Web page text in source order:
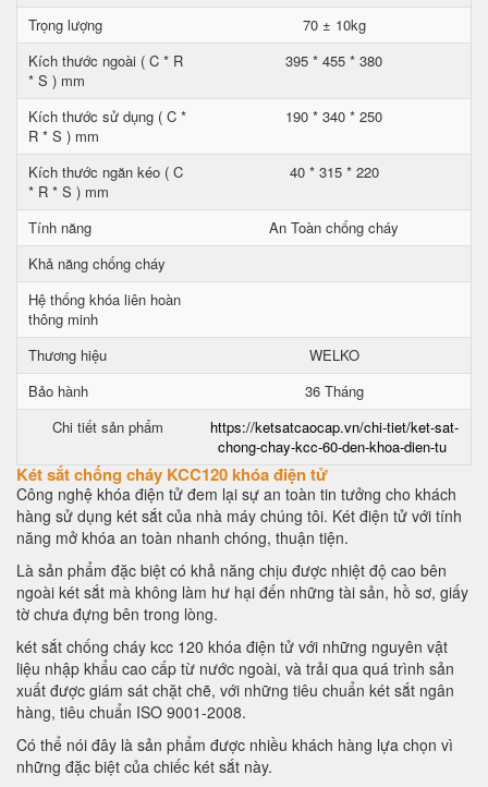
Trọng lượng
70 ± 10kg
Kích thước ngoài ( C * R
* S ) mm
395 * 455 * 380
Kích thước sử dụng ( C *
R * S ) mm
190 * 340 * 250
Kích thước ngăn kéo ( C
* R * S ) mm
40 * 315 * 220
Tính năng
An Toàn chống cháy
Khả năng chống cháy
Hệ thống khóa liên hoàn
thông minh
Thương hiệu
WELKO
Bảo hành
36 Tháng
Chi tiết sản phẩm
https://ketsatcaocap.vn/chi-tiet/ket-sat-
chong-chay-kcc-60-den-khoa-dien-tu
Két sắt chống cháy KCC120 khóa điện tử
Công nghệ khóa điện tử đem lại sự an toàn tin tưởng cho khách
hàng sử dụng két sắt của nhà máy chúng tôi. Két điện tử với tính
năng mở khóa an toàn nhanh chóng, thuận tiện.
Là sản phẩm đặc biệt có khả năng chịu được nhiệt độ cao bên
ngoài két sắt mà không làm hư hại đến những tài sản, hồ sơ, giấy
tờ chưa đựng bên trong lòng.
két sắt chống cháy kcc 120 khóa điện tử với những nguyên vật
liệu nhập khẩu cao cấp từ nước ngoài, và trải qua quá trình sản
xuất được giám sát chặt chẽ, với những tiêu chuẩn két sắt ngân
hàng, tiêu chuẩn ISO 9001-2008.
Có thể nói đây là sản phẩm được nhiều khách hàng lựa chọn vì
những đặc biệt của chiếc két sắt này.